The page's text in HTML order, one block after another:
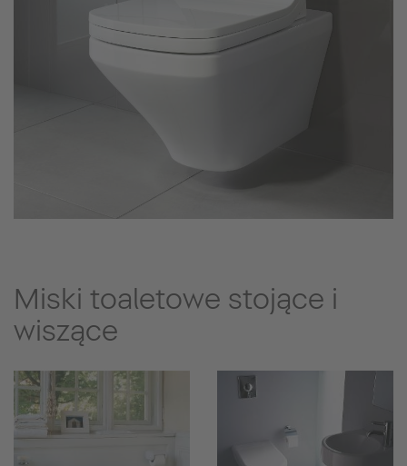
Miski toaletowe stojące i
wiszące